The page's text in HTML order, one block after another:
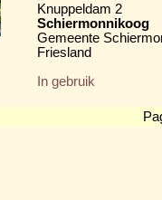
Knuppeldam 2
Schiermonnikoog
Gemeente
Friesland
In gebruik